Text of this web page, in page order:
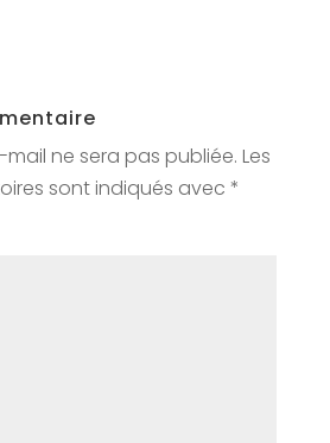
ne sera pas publiée. Les
sont indiqués avec *